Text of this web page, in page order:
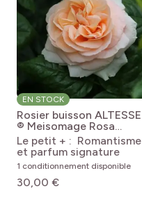
EN STOCK
Rosier buisson ALTESSE
® Meisomage Rosa
'Meisomage' ALTESSE®
Le petit + : Romantisme
et parfum signature
1 conditionnement disponible
30,00 €